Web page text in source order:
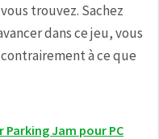
trouvez. Sachez
dans ce jeu, vous
à ce que
Parking Jam pour PC